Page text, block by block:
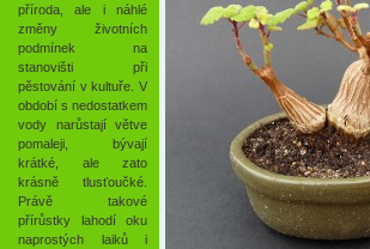
příroda, ale i náhlé
změny životních
podmínek na
stanovišti při
pěstování v kultuře. V
období s nedostatkem
vody narůstají větve
pomaleji, bývají
krátké, ale zato
krásně tlusťoučké.
Právě takové
přírůstky lahodí oku
naprostých laiků i